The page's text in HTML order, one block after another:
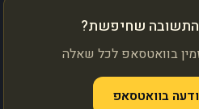
שחיפשת?
בוואטסאפ לכל שאלה
בוואטסאפ